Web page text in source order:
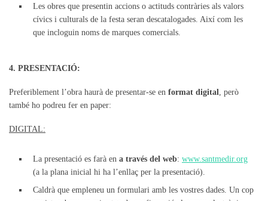
Les obres que presentin accions o actituds contràries als valors
cívics i culturals de la festa seran descatalogades. Així com les
que incloguin noms de marques comercials.
4. PRESENTACIÓ:
Preferiblement l’obra haurà de presentar-se en format digital , però
també ho podreu fer en paper:
DIGITAL:
La presentació es farà en a través del web: www.santmedir.org
(a la plana inicial hi ha l’enllaç per la presentació).
Caldrà que empleneu un formulari amb les vostres dades. Un cop